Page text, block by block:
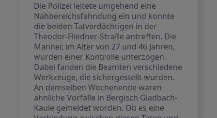
Die Polizei leitete umgehend eine
Nahbereichsfahndung ein und konnte
die beiden Tatverdächtigen in der
Theodor-Fliedner-Straße antreffen. Die
Männer, im Alter von 27 und 46 Jahren,
wurden einer Kontrolle unterzogen.
Dabei fanden die Beamten verschiedene
Werkzeuge, die sichergestellt wurden.
An demselben Wochenende waren
ähnliche Vorfälle in Bergisch Gladbach-
Kaule gemeldet worden. Ob es eine